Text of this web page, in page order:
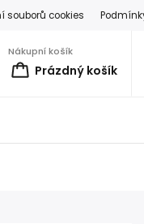
souborů cookies
Nákupní košík
Prázdný košík